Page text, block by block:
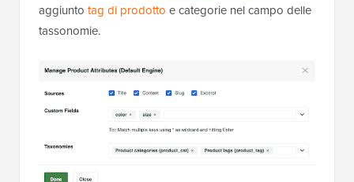
aggiunto tag di prodotto e categorie nel campo delle
tassonomie.